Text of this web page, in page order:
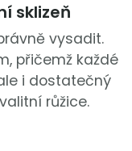
sklizeň
vysadit.
přičemž každé
i dostatečný
růžice.